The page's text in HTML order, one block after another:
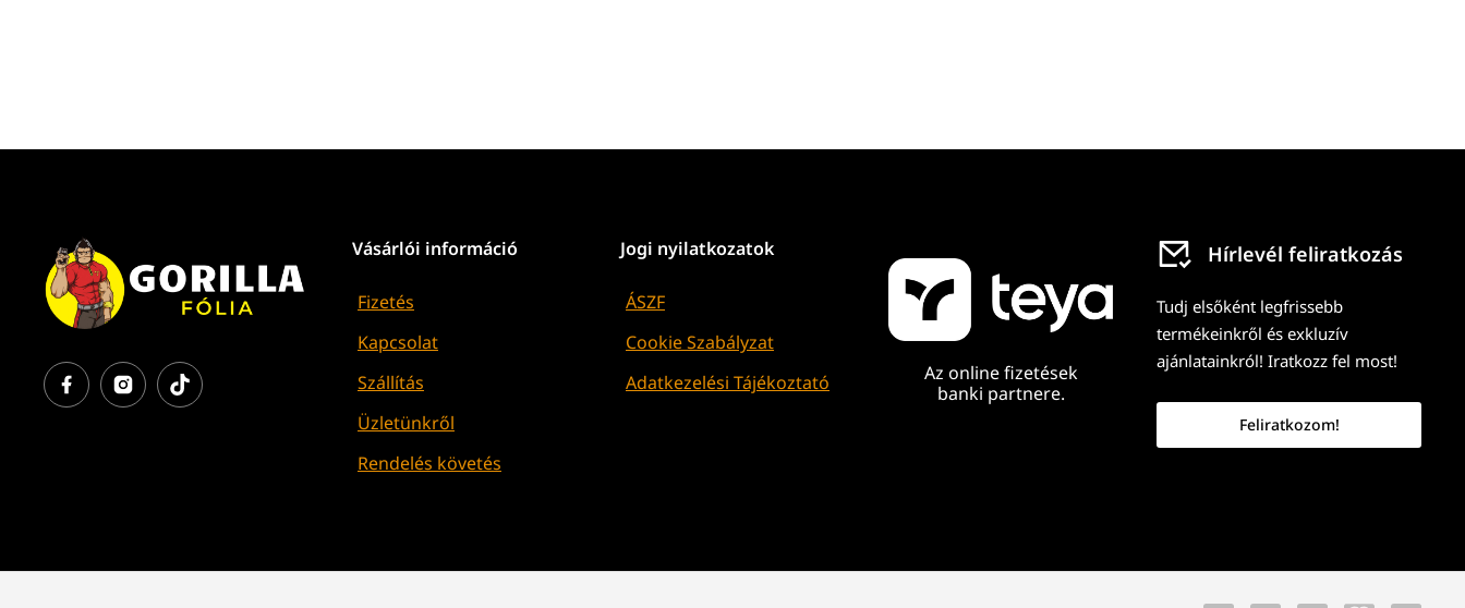
Vásárlói információ
Fizetés
Kapcsolat
Szállítás
Üzletünkről
Rendelés követés
Jogi nyilatkozatok
ÁSZF
Cookie Szabályzat
Adatkezelési Tájékoztató
Az online fizetések
banki partnere.
Hírlevél feliratkozás
Tudj elsőként legfrissebb
termékeinkről és exkluzív
ajánlatainkról! Iratkozz fel most!
Feliratkozom!